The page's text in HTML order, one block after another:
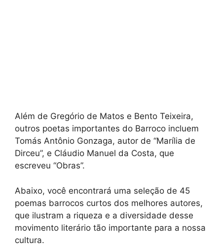
Além de Gregório de Matos e Bento Teixeira,
outros poetas importantes do Barroco incluem
Tomás Antônio Gonzaga, autor de “Marília de
Dirceu”, e Cláudio Manuel da Costa, que
escreveu “Obras”.
Abaixo, você encontrará uma seleção de 45
poemas barrocos curtos dos melhores autores,
que ilustram a riqueza e a diversidade desse
movimento literário tão importante para a nossa
cultura.